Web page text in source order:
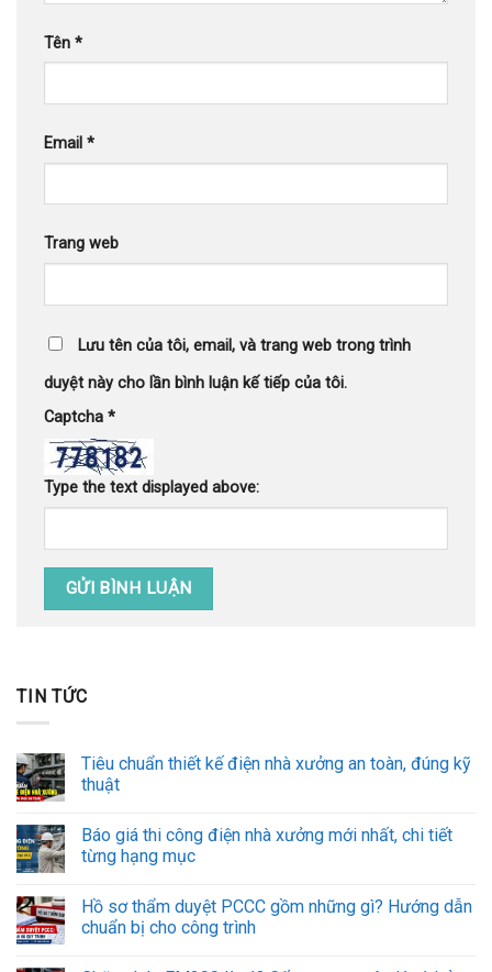
Tên *
Email *
Trang web
Lưu tên của tôi, email, và trang web trong trình
duyệt này cho lần bình luận kế tiếp của tôi.
Captcha *
Type the text displayed above:
TIN TỨC
Tiêu chuẩn thiết kế điện nhà xưởng an toàn, đúng kỹ
thuật
Báo giá thi công điện nhà xưởng mới nhất, chi tiết
từng hạng mục
Hồ sơ thẩm duyệt PCCC gồm những gì? Hướng dẫn
chuẩn bị cho công trình